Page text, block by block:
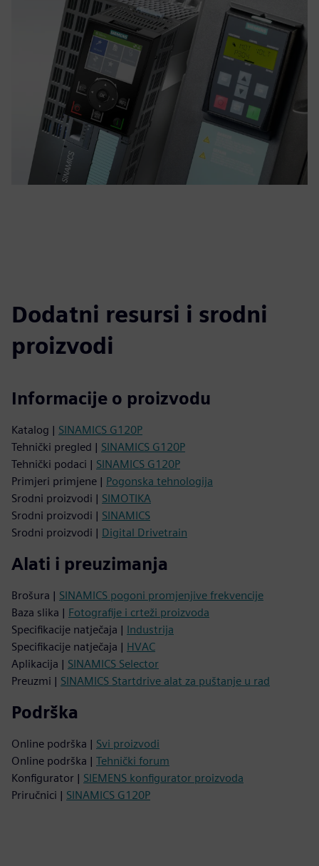
Dodatni resursi i srodni
proizvodi
Informacije o proizvodu
Katalog | SINAMICS G120P
Tehnički pregled | SINAMICS G120P
Tehnički podaci | SINAMICS G120P
Primjeri primjene | Pogonska tehnologija
Srodni proizvodi | SIMOTIKA
Srodni proizvodi | SINAMICS
Srodni proizvodi | Digital Drivetrain
Alati i preuzimanja
Brošura | SINAMICS pogoni promjenjive frekvencije
Baza slika | Fotografije i crteži proizvoda
Specifikacije natječaja | Industrija
Specifikacije natječaja | HVAC
Aplikacija | SINAMICS Selector
Preuzmi | SINAMICS Startdrive alat za puštanje u rad
Podrška
Online podrška | Svi proizvodi
Online podrška | Tehnički forum
Konfigurator | SIEMENS konfigurator proizvoda
Priručnici | SINAMICS G120P